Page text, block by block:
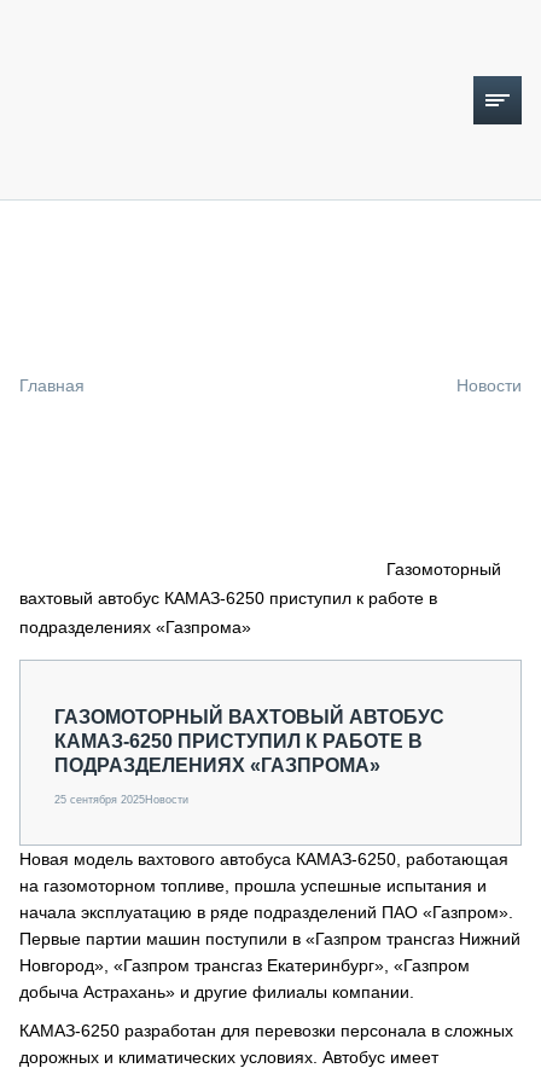
СПЕЦПРОЕКТЫ
МЕРОПРИЯТИЯ
СТАТЬИ ПО КАТЕГОРИЯМ ТЕХНИКИ
Главная Новости
Газомоторный
вахтовый автобус КАМАЗ-6250 приступил к работе в
подразделениях «Газпрома»
ГАЗОМОТОРНЫЙ ВАХТОВЫЙ АВТОБУС
КАМАЗ-6250 ПРИСТУПИЛ К РАБОТЕ В
ПОДРАЗДЕЛЕНИЯХ «ГАЗПРОМА»
25 сентября 2025Новости
Новая модель вахтового автобуса КАМАЗ-6250, работающая
на газомоторном топливе, прошла успешные испытания и
начала эксплуатацию в ряде подразделений ПАО «Газпром».
Первые партии машин поступили в «Газпром трансгаз Нижний
Новгород», «Газпром трансгаз Екатеринбург», «Газпром
добыча Астрахань» и другие филиалы компании.
КАМАЗ-6250 разработан для перевозки персонала в сложных
дорожных и климатических условиях. Автобус имеет